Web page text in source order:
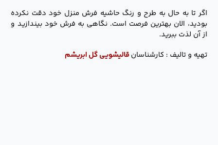
اگر تا به حال به طرح و رنگ حاشیه فرش منزل خود دقت نکرده
بودید، الان بهترین فرصت است. نگاهی به فرش خود بیندازید و
از آن لذت ببرید.
تهیه و تالیف : کارشناسانقالیشوییگل ابریشم